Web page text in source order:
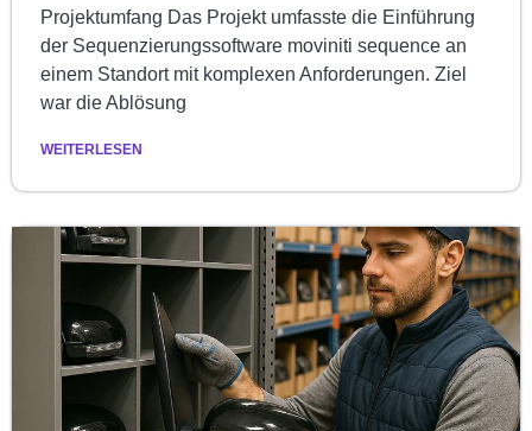
Projektumfang Das Projekt umfasste die Einführung
der Sequenzierungssoftware moviniti sequence an
einem Standort mit komplexen Anforderungen. Ziel
war die Ablösung
WEITERLESEN